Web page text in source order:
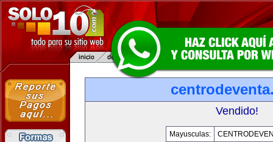
Vendido!
Mayusculas: